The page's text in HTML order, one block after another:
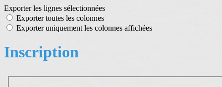
Exporter les lignes sélectionnées
Exporter toutes les colonnes
Exporter uniquement les colonnes affichées
Inscription